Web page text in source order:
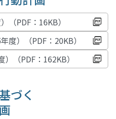
（PDF：16KB）
度）（PDF：20KB）
（PDF：162KB）
づく